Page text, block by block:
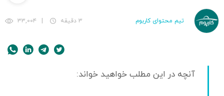
تیم محتوای کاربوم ۳ دقیقه ۳۳,۰۰۴